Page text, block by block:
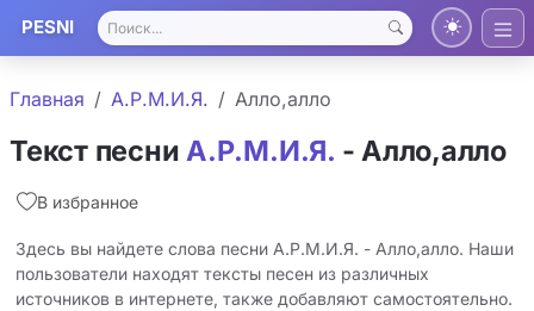
PESNI
Главная А.Р.М.И.Я. Алло,алло
Текст песни А.Р.М.И.Я. - Алло,алло
В избранное
Здесь вы найдете слова песни А.Р.М.И.Я. - Алло,алло. Наши
пользователи находят тексты песен из различных
источников в интернете, также добавляют самостоятельно.